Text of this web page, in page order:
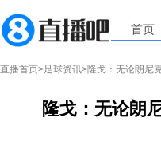
首页
直播首页>足球资讯>隆戈：无论朗尼
隆戈：无论朗